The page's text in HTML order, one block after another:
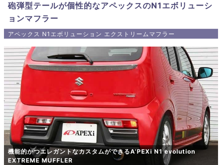
砲弾型テールが個性的なアペックスのN1エボリューシ
ョンマフラー
アペックス N1エボリューション エクストリームマフラー
機能的かつエレガントなカスタムができるA’PEXi N1 evolution
EXTREME MUFFLER